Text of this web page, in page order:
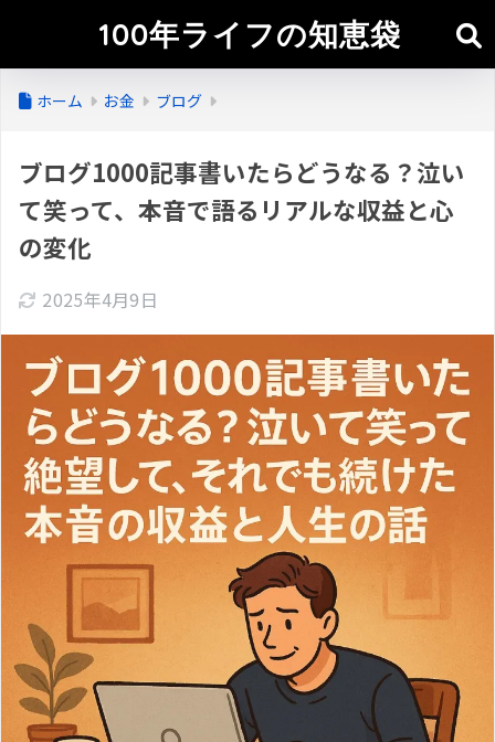
100年ライフの知恵袋
ホーム お金 ブログ
ブログ1000記事書いたらどうなる？泣い
て笑って、本音で語るリアルな収益と心
の変化
2025年4月9日